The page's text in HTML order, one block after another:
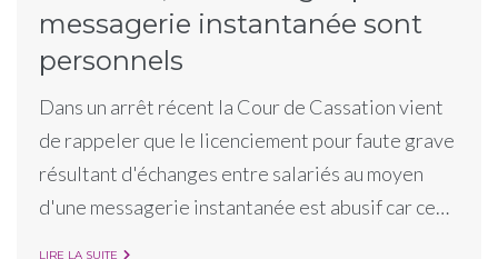
messagerie instantanée sont
personnels
Dans un arrêt récent la Cour de Cassation vient
de rappeler que le licenciement pour faute grave
résultant d'échanges entre salariés au moyen
d'une messagerie instantanée est abusif car ce…
LIRE LA SUITE